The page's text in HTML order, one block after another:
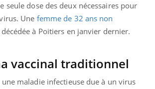
seule dose des deux nécessaires pour
Une femme de 32 ans non
à Poitiers en janvier dernier.
vaccinal traditionnel
une maladie infectieuse due à un virus